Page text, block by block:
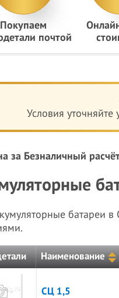
Покупаем
почтой
Условия
за Безналичный
батареи
Наименование
СЦ 1,5